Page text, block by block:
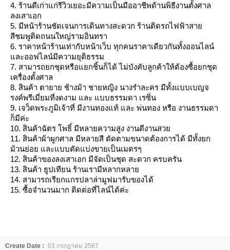
4. ร้านดีเก่าแก่รีวิวเยอะมีความเป็นมืออาชีพด้านพิธีงานตั้งศาล
ลงเสาเอก
5. มีหน้าร้านชัดเจนการเดินทางสะดวก ร้านติดรถไฟฟ้าสา
สีชมพูติดถนนใหญ่รามอินทรา
6. ราคาหน้าร้านเท่ากับหน้าเว็บ ทุกคนราคาเดียวกันทั้งออนไลน์
ละออฟไลน์มีความยุติธรรม
7. สามารถยกชุดหรือแยกชิ้นก็ได้ ไม่บังคับลูกค้าให้ต้องซื้อยกชุด
เครื่องตั้งศาล
8. สินค้า ตายาย ช้างม้า ชายหญิง นางรำละคร มีทั้งแบบเบญจ
รงค์พรีเมี่ยมที่งดงาม และ แบบธรรมดา เรซิ่น
9. เจว็ดพระภูมิเจ้าที่ มีงานทองแท้ และ พ่นทอง หรือ งานธรรมดา
ก็มีค่ะ
10. สินค้าฉัตร โพธิ์ มีหลายความสูง งานดีงานสว
11. สินค้าผ้าผูกศาล มีหลายสี ตัดตามขนาดต้องการได้ มีทั้งยก
ม้วนย่อย และแบบตัดแบ่งขายเป็นเมตรๆ
12. สินค้าของลงเสาเอก มีจัดเป็นชุด สะดวก ครบครัน
13. สินค้า ธูปเทียน ร้านเรามีหลากหลา
14. สามารถเรียกแกรปลาล่ามูฟมารับของได้
15. ซื้อจำนวนมาก ติดต่อที่ไลน์ได้ค่ะ
Create Date : 03 กรกฎาคม 2567